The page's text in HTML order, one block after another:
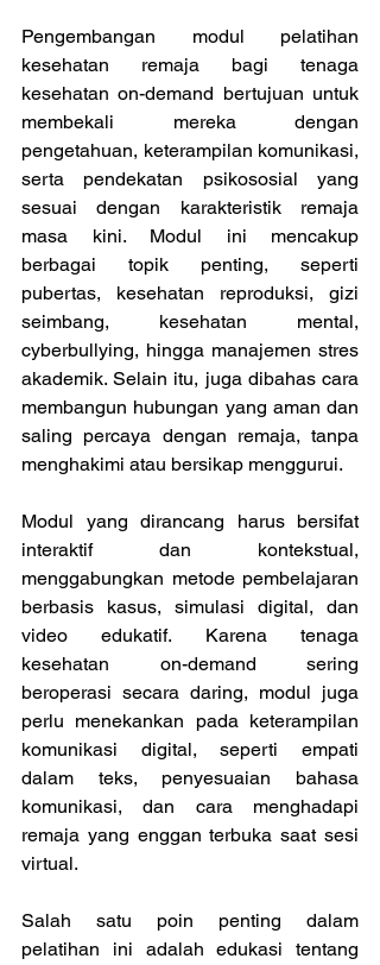
Pengembangan modul pelatihan
kesehatan remaja bagi tenaga
kesehatan on-demand bertujuan untuk
membekali mereka dengan
pengetahuan, keterampilan komunikasi,
serta pendekatan psikososial yang
sesuai dengan karakteristik remaja
masa kini. Modul ini mencakup
berbagai topik penting, seperti
pubertas, kesehatan reproduksi, gizi
seimbang, kesehatan mental,
cyberbullying, hingga manajemen stres
akademik. Selain itu, juga dibahas cara
membangun hubungan yang aman dan
saling percaya dengan remaja, tanpa
menghakimi atau bersikap menggurui.
Modul yang dirancang harus bersifat
interaktif dan kontekstual,
menggabungkan metode pembelajaran
berbasis kasus, simulasi digital, dan
video edukatif. Karena tenaga
kesehatan on-demand sering
beroperasi secara daring, modul juga
perlu menekankan pada keterampilan
komunikasi digital, seperti empati
dalam teks, penyesuaian bahasa
komunikasi, dan cara menghadapi
remaja yang enggan terbuka saat sesi
virtual.
Salah satu poin penting dalam
pelatihan ini adalah edukasi tentang